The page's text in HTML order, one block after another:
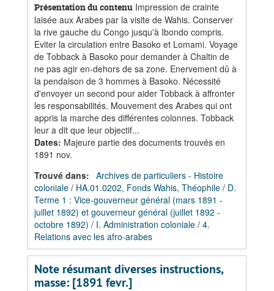
Présentation du contenu Impression de crainte
laisée aux Arabes par la visite de Wahis. Conserver
la rive gauche du Congo jusqu'à Ibondo compris.
Eviter la circulation entre Basoko et Lomami. Voyage
de Tobback à Basoko pour demander à Chaltin de
ne pas agir en-dehors de sa zone. Enervement dû à
la pendaison de 3 hommes à Basoko. Nécessité
d'envoyer un second pour aider Tobback à affronter
les responsabilités. Mouvement des Arabes qui ont
appris la marche des différentes colonnes. Tobback
leur a dit que leur objectif...
Dates: Majeure partie des documents trouvés en
1891 nov.
Trouvé dans: Archives de particuliers - Histoire
coloniale / HA.01.0202, Fonds Wahis, Théophile / D.
Terme 1 : Vice-gouverneur général (mars 1891 -
juillet 1892) et gouverneur général (juillet 1892 -
octobre 1892) / I. Administration coloniale / 4.
Relations avec les afro-arabes
Note résumant diverses instructions,
masse: [1891 fevr.]